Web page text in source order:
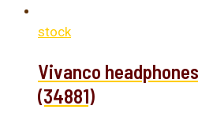
stock
Vivanco
(34881)